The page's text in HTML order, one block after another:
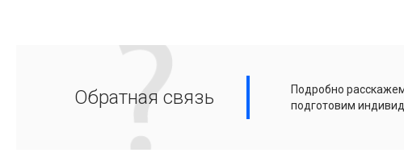
Обратная связь
Подробно
подготовим